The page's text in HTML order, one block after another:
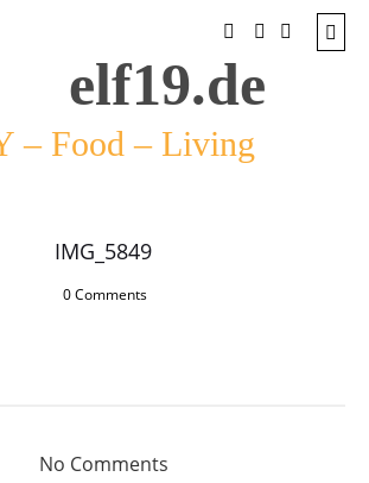
– Food – Living
IMG_5849
0 Comments
No Comments